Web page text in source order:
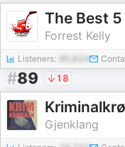
The Best
Forrest Kelly
Listeners:
#89 18
Gjenklang